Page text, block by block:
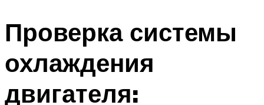
Проверка системы
охлаждения
двигателя: